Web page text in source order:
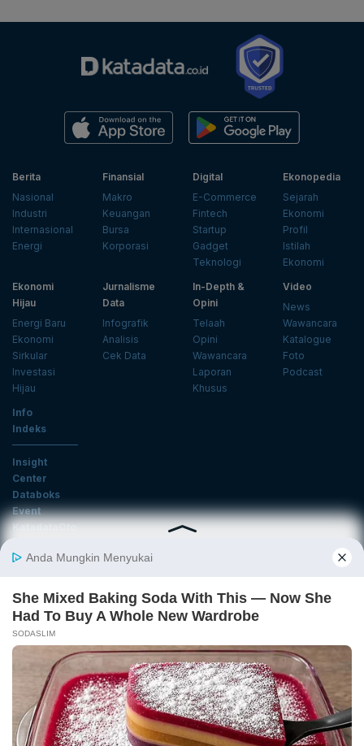
Berita
Nasional
Industri
Internasional
Energi
Finansial
Makro
Keuangan
Bursa
Korporasi
Digital
E-Commerce
Fintech
Startup
Gadget
Teknologi
Ekonopedia
Sejarah
Ekonomi
Profil
Istilah
Ekonomi
Ekonomi
Hijau
Energi Baru
Ekonomi
Sirkular
Investasi
Hijau
Jurnalisme
Data
Infografik
Analisis
Cek Data
In-Depth &
Opini
Telaah
Opini
Wawancara
Laporan
Khusus
Video
News
Wawancara
Katalogue
Foto
Podcast
Info
Indeks
Insight
Center
Databoks
Event
KatadataOto
Email
Daftar
Tentang Katadata Advertising Karier
Pedoman Media Siber
Kebijakan Privasi
Disclaimer
Hubungi Kami